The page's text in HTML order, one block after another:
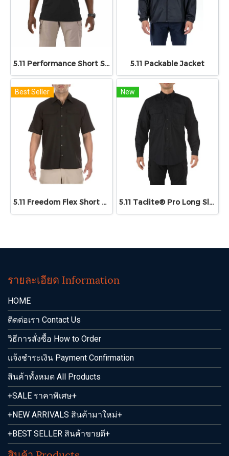
5.11 Performance Short Sleeve Polo 5.11 Packable Jacket
Best Seller
5.11 Freedom Flex Short Sleeve Shirt
New
5.11 Taclite® Pro Long Sleeve Shirt
รายละเอียด Information
HOME
ติดต่อเรา Contact Us
วิธีการสั่งซื้อ How to Order
แจ้งชำระเงิน Payment Confirmation
สินค้าทั้งหมด All Products
+SALE ราคาพิเศษ+
+NEW ARRIVALS สินค้ามาใหม่+
+BEST SELLER สินค้าขายดี+